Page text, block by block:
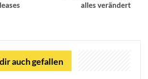
alles verändert
auch gefallen